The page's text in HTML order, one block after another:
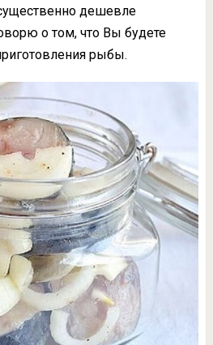
дешевле
о том, что Вы будете
рыбы.